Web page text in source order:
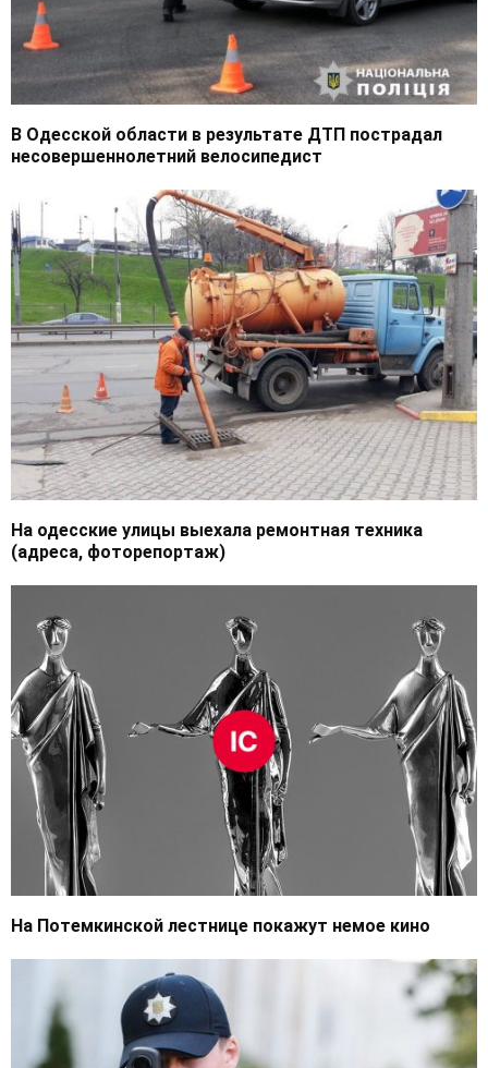
В Одесской области в результате ДТП пострадал
несовершеннолетний велосипедист
На одесские улицы выехала ремонтная техника
(адреса, фоторепортаж)
На Потемкинской лестнице покажут немое кино